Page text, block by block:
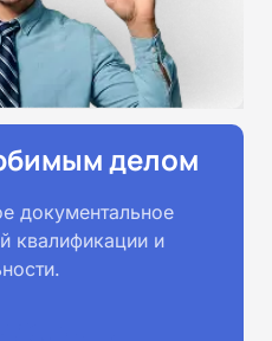
делом
документальное
квалификации и